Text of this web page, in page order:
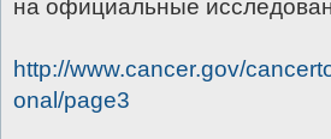
на официальные
http://www.cancer.gov/
onal/page3